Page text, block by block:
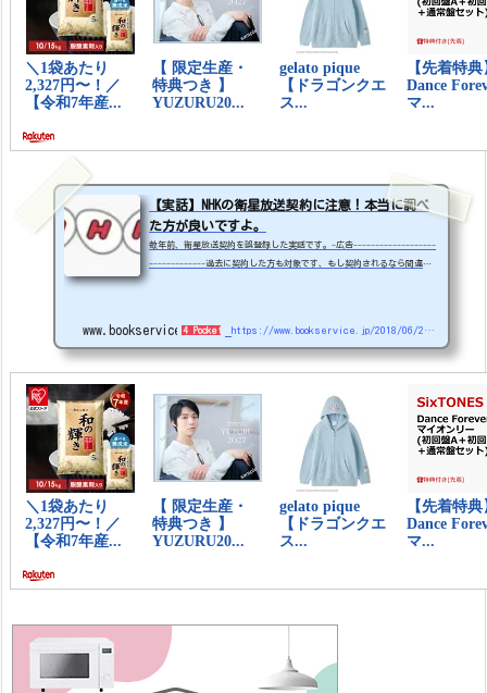
【実話】NHKの衛星放送契約に注意！本当に調べ
た方が良いですよ。
数年前、衛星放送契約を誤登録した実話です。-広告-------------------
-------------過去に契約した方も対象です、もし契約されるなら間違い
キャンペーンはこちらhttps://r10.to/hNw8HB-------------------------
にBSと表記があれば紙にチェック入れて送...
www.bookservice.jp4 Pockets https://www.bookservice.jp/2018/06/22/post-1372